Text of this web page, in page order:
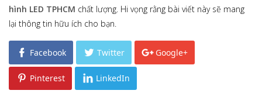
hình LED TPHCM chất lượng. Hi vọng rằng bài viết này sẽ mang
lại thông tin hữu ích cho bạn.
Facebook Twitter Google+
Pinterest LinkedIn